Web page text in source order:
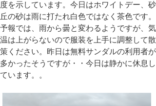
度を示しています。今日はホワイトデー、砂
丘の砂は雨に打たれ白色ではなく茶色です。
予報では、雨から曇と変わるようですが、気
温は上がらないので服装を上手に調整して散
策ください。昨日は無料サンダルの利用者が
多かったそうですが・・今日は静かに休息し
ています。。